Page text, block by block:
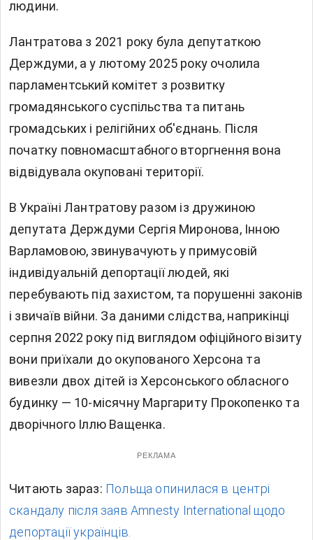
людини.
Лантратова з 2021 року була депутаткою
Держдуми, а у лютому 2025 року очолила
парламентський комітет з розвитку
громадянського суспільства та питань
громадських і релігійних об'єднань. Після
початку повномасштабного вторгнення вона
відвідувала окуповані території.
В Україні Лантратову разом із дружиною
депутата Держдуми Сергія Миронова, Інною
Варламовою, звинувачують у примусовій
індивідуальній депортації людей, які
перебувають під захистом, та порушенні законів
і звичаїв війни. За даними слідства, наприкінці
серпня 2022 року під виглядом офіційного візиту
вони приїхали до окупованого Херсона та
вивезли двох дітей із Херсонського обласного
будинку — 10-місячну Маргариту Прокопенко та
дворічного Іллю Ващенка.
РЕКЛАМА
Читають зараз: Польща опинилася в центрі
скандалу після заяв Amnesty International щодо
депортації українців.